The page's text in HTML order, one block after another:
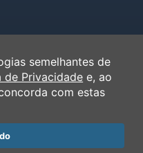
semelhantes de
de Privacidade e, ao
com estas